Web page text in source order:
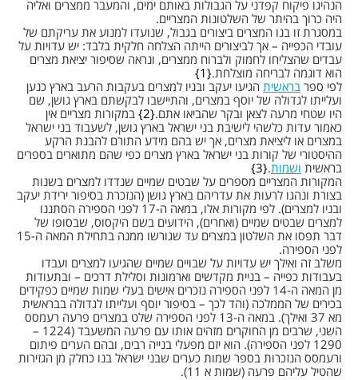
הנהיגו פיקוח קפדני על הגבולות באותם ימים, והמעבר ממצרים ואליה
היה כרוך בהיתר של השלטונות המצריים.
במסגרת זו בנו המצרים ביצורים בגבול, שנועדו למנוע את עריקתם של
עובדי הכפייה – אך לביצורים הייתה הצלחה חלקית בלבד: יש עדויות על
עבדים שהצליחו לחמוק ולברוח ממצרים, ונראה שסיפור יציאת מצרים
הוא דוגמה לבריחה מוצלחת. 1
לפי ספר בראשית הגיעו יעקב ובניו למצרים בעקבות הרעב בארץ כנען
ועלייתו לגדולה של יוסף במצרים, והתיישבו לבקשתם בארץ גושן, שם
היו שטחי מרעה לצאן ובקר שהביאו אתם. 2 במקורות מצריים אין
כאמור עדות כלשהי לישיבת בני ישראל בארץ גושן, לשעבוד בני ישראל
במצרים או ליציאת מצרים, אך יש בהם מידע התורם להבנת הרקע
ההיסטורי של קורות בני ישראל בארץ מצרים כפי שהם מתוארים בספרים
בראשית ושמות.
3
המקורות המצריים מספרים על שבטים שמיים שנדדו למצרים בשנות
בצורת ונהגו לרעות את עדריהם בארץ גושן (הנזכרת בסיפור ירידת יעקב
ובניו למצרים). לפי מקורות אלו, במאה ה-17 לפני הספירה הסתננו
למצרים שבטים שמיים (ואחרים), הידועים בשם היקסוס, שבסופו של
דבר תפסו את השלטון במצרים עד שגורשו ממנה בתחילת המאה ה-15
לפני הספירה.
משלב זה ואילך יש עדויות על שבויים שמיים שהגיעו למצרים ועבדו
בעבודות כפייה – בניית מקדשים וארמונות וסלילת דרכים – ובתעודות
מן המאה ה-14 לפני הספירה נזכרים אישים בעלי שמות שמיים כפקידים
בכירים של הממלכה (והד לכך – בסיפור יוסף ועלייתו לגדולה בבראשית
מא 37 ואילך). במאה ה-13 לפני הספירה שלט במצרים פרעה רעמסס
השני, שרבים מן החוקרים מזהים אותו עם פרעה המשעבד (1224 –
1290 לפני הספירה). הוא יזם מפעלי בנייה רבים, ובהם הערים פיתום
ורעמסס הנזכרות בספר שמות כערים שבני ישראל בנו כחלק מן הגזירות
שהטיל עליהם פרעה (שמות א 11).